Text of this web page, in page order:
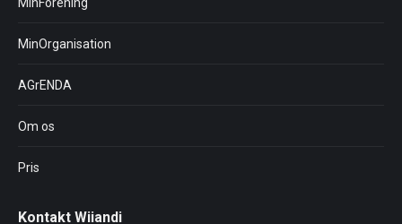
MinOrganisation
AGrENDA
Om os
Pris
Kontakt Wiiandi